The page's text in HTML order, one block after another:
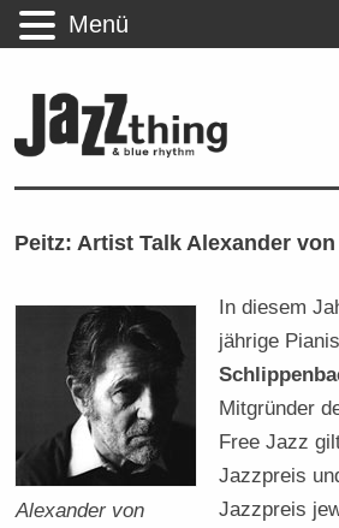
Peitz: Artist Talk Alexander
Alexander von
In diesem
jährige
Mitgründer
Free Jazz
Jazzpreis
Jazzpreis
Menü